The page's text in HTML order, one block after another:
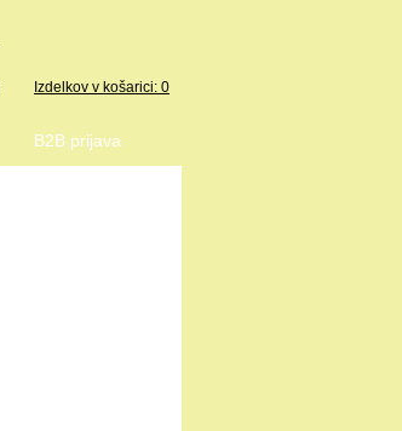
Izdelkov v košarici: 0
B2B prijava